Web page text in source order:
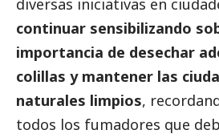
diversas iniciativas en
continuar sensibilizando
importancia de desechar
colillas y mantener las
naturales limpios,
todos los fumadores que